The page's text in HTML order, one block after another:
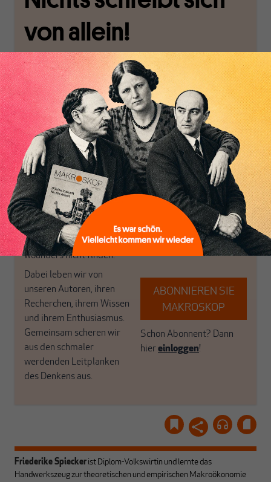
von allein!
Nur für Abonnenten
MAKROSKOP analysiert
wirtschaftspolitische
Themen aus einer
postkeynesianischen
Perspektive und ist damit
in Deutschland einzigartig.
MAKROSKOP steht für
das große Ganze. Wir
haben einen Blick auf
Geld, Wirtschaft und
Politik, den Sie so
woanders nicht finden.
Dabei leben wir von
unseren Autoren, ihren
Recherchen, ihrem Wissen
und ihrem Enthusiasmus.
Gemeinsam scheren wir
aus den schmaler
werdenden Leitplanken
des Denkens aus.
Wir verlassen die
journalistische Filterblase,
in der sich viele
eingerichtet haben. Wir
öffnen Fenster und
bringen frische Luft in die
engen und verstaubten
Debattenräume.
Brauchen Sie auch frische
Luft? Dann folgen Sie
einfach dem Button.
ABONNIEREN SIE
MAKROSKOP
Schon Abonnent? Dann
hiereinloggen!
Friederike Spiecker ist Diplom-Volkswirtin und lernte das
Handwerkszeug zur theoretischen und empirischen Makroökonomie